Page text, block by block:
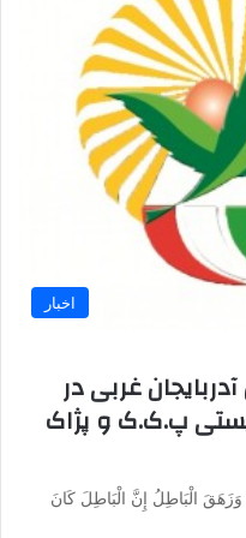
اخبار
غربی در
پ.ک.ک و پژاک
الْبَاطِلُ إِنَّ الْبَاطِلَ کَانَ